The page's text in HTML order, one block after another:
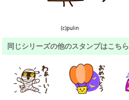
(c)pulin
同じシリーズの他のスタンプはこちら